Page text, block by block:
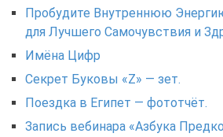
Пробудите Внутреннюю
для Лучшего Самочувствия и
Имёна Цифр
Секрет Буковы «Z» — зет.
Поездка в Египет — фототчёт.
Запись вебинара «Азбука